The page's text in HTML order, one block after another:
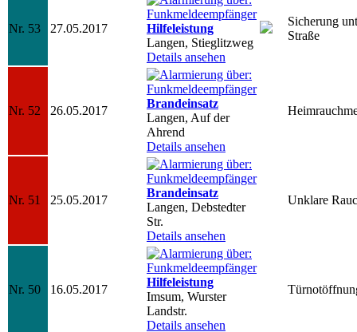
Nr. 53 27.05.2017
Hilfeleistung
Langen, Stieglitzweg
Details ansehen
Sicherung
Straße
Nr. 52 26.05.2017
Brandeinsatz
Langen, Auf der
Ahrend
Details ansehen
Nr. 51 25.05.2017
Brandeinsatz
Langen, Debstedter
Str.
Details ansehen
Unklare
Nr. 50 16.05.2017
Hilfeleistung
Imsum, Wurster
Landstr.
Details ansehen